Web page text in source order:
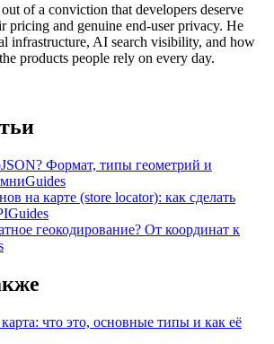
of a conviction that developers deserve
pricing and genuine end-user privacy. He
infrastructure, AI search visibility, and how
products people rely on every day.
Формат, типы геометрий и
Guides
на карте (store locator): как сделать
Guides
геокодирование? От координат к
что это, основные типы и как её